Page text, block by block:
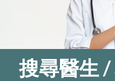
搜尋醫生